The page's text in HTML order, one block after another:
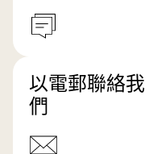
以電郵聯絡我
們